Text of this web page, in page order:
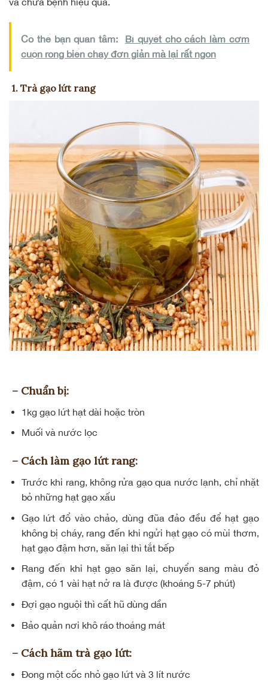
Có thể bạn quan tâm:
Bí quyết cho cách làm cơm
cuộn rong biển chay đơn giản mà lại rất ngon
1. Trà gạo lứt rang
– Chuẩn bị:
1kg gạo lứt hạt dài hoặc tròn
Muối và nước lọc
– Cách làm gạo lứt rang:
Trước khi rang, không rửa gạo qua nước lạnh, chỉ nhặt
bỏ những hạt gạo xấu
Gạo lứt đổ vào chảo, dùng đũa đảo đều để hạt gạo
không bị cháy, rang đến khi ngửi hạt gạo có mùi thơm,
hạt gạo đậm hơn, săn lại thì tắt bếp
Rang đến khi hạt gạo săn lại, chuyển sang màu đỏ
đậm, có 1 vài hạt nở ra là được (khoáng 5-7 phút)
Đợi gạo nguội thì cất hũ dùng dần
Bảo quản nơi khô ráo thoáng mát
– Cách hãm trà gạo lứt:
Đong một cốc nhỏ gạo lứt và 3 lít nước